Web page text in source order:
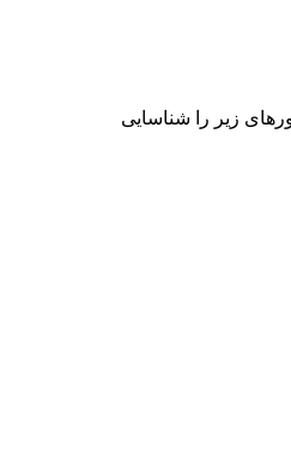
زیر را شناسایی